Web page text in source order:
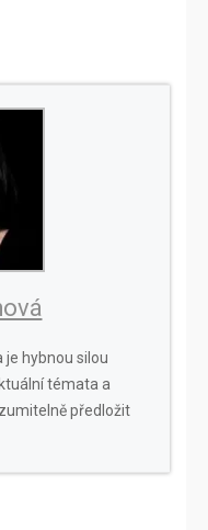
je hybnou silou
témata a
předložit